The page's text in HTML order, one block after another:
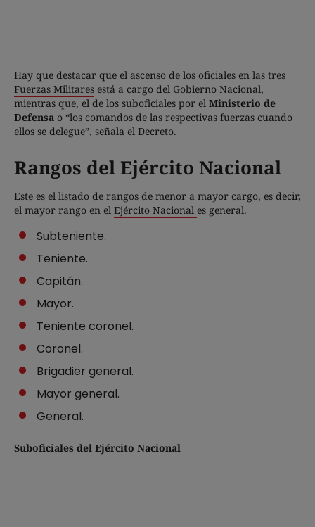
Hay que destacar que el ascenso de los oficiales en las tres
Fuerzas Militares está a cargo del Gobierno Nacional,
mientras que, el de los suboficiales por el Ministerio de
Defensa o “los comandos de las respectivas fuerzas cuando
ellos se delegue”, señala el Decreto.
Rangos del Ejército Nacional
Este es el listado de rangos de menor a mayor cargo, es decir,
el mayor rango en el Ejército Nacional es general.
Subteniente.
Teniente.
Capitán.
Mayor.
Teniente coronel.
Coronel.
Brigadier general.
Mayor general.
General.
Suboficiales del Ejército Nacional